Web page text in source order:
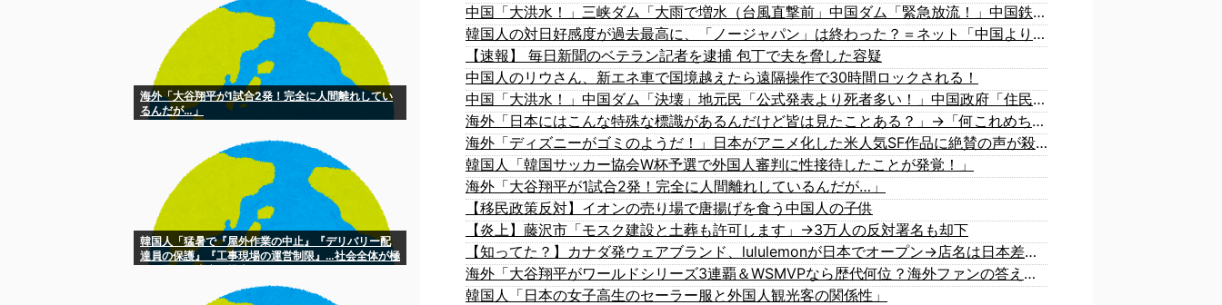
中国「大洪水！」三峡ダム「大雨で増水（台風直撃前」中国ダム「緊急放流！」中国鉄道「列車が走行中に流される」中国避難所「支援物資は有料です」謎の勢力「え」→
韓国人の対日好感度が過去最高に、「ノージャパン」は終わった？＝ネット「中国より100倍いい」
【速報】 毎日新聞のベテラン記者を逮捕 包丁で夫を脅した容疑
中国人のリウさん、新エネ車で国境越えたら遠隔操作で30時間ロックされる！
中国「大洪水！」中国ダム「決壊」地元民「公式発表より死者多い！」中国政府「住民拘束！（安否不明」中国当局「救助隊動画も削除」台風13号「三峡ダム接近中」→
海外「日本にはこんな特殊な標識があるんだけど皆は見たことある？」→「何これめちゃくちゃ可愛いｗｗ」【海外の反応】
海外「ディズニーがゴミのようだ！」日本がアニメ化した米人気SF作品に絶賛の声が殺到中
韓国人「韓国サッカー協会W杯予選で外国人審判に性接待したことが発覚！」
海外「大谷翔平が1試合2発！完全に人間離れしているんだが…」
【移民政策反対】イオンの売り場で唐揚げを食う中国人の子供
【炎上】藤沢市「モスク建設と土葬も許可します」→3万人の反対署名も却下
【知ってた？】カナダ発ウェアブランド、lululemonが日本でオープン→店名は日本差別からできた？
海外「大谷翔平がワールドシリーズ3連覇＆WSMVPなら歴代何位？海外ファンの答えがこちら」
韓国人「日本の女子高生のセーラー服と外国人観光客の関係性」
海外「大谷翔平が1試合2発！完全に人間離れしてい
るんだが…」
韓国人「猛暑で『屋外作業の中止』『デリバリー配
達員の保護』『工事現場の運営制限』…社会全体が極